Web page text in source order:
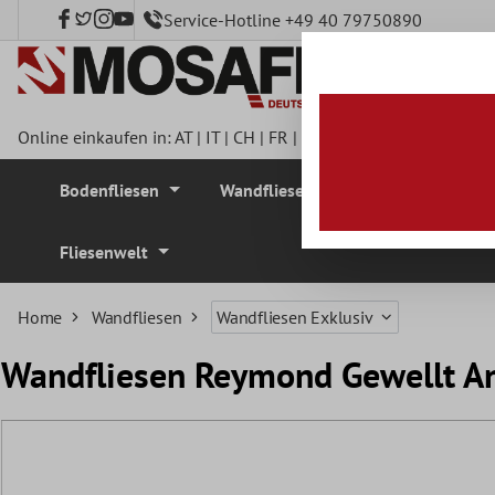
springen Service-Hotline +49 40 79750890
Online einkaufen in:AT| IT| CH | FR |
Bodenfliesen Wandfliesen
Fliesenwelt
Home Wandfliesen Wandfliesen Exklusiv
Wandfliesen Reymond Gewellt